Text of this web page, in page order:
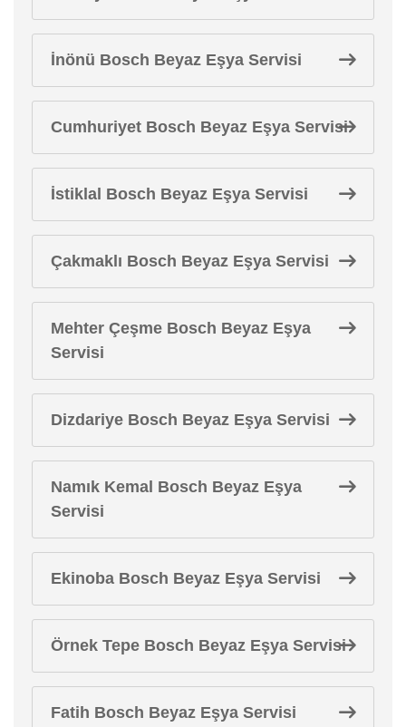
İnönü Bosch Beyaz Eşya Servisi
Cumhuriyet Bosch Beyaz Eşya Servisi
İstiklal Bosch Beyaz Eşya Servisi
Çakmaklı Bosch Beyaz Eşya Servisi
Mehter Çeşme Bosch Beyaz Eşya
Servisi
Dizdariye Bosch Beyaz Eşya Servisi
Namık Kemal Bosch Beyaz Eşya
Servisi
Ekinoba Bosch Beyaz Eşya Servisi
Örnek Tepe Bosch Beyaz Eşya Servisi
Fatih Bosch Beyaz Eşya Servisi